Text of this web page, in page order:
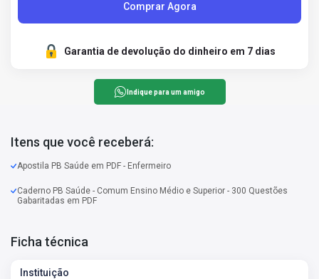
Comprar Agora
Garantia de devolução do dinheiro em 7 dias
Indique para um amigo
Itens que você receberá:
Apostila PB Saúde em PDF - Enfermeiro
Caderno PB Saúde - Comum Ensino Médio e Superior - 300 Questões
Gabaritadas em PDF
Ficha técnica
Instituição